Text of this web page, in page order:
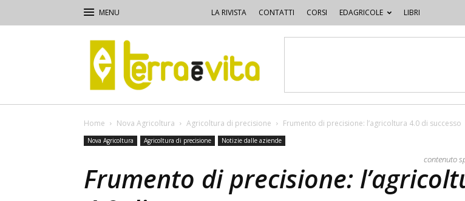
LA RIVISTA CONTATTI CORSI EDAGRICOLE LIBRI
Terra
e
Vita
Home Nova Agricoltura Agricoltura di precisione Frumento di precisione: l’agricoltura 4.0 di successo
Nova Agricoltura Agricoltura di precisione Notizie dalle aziende
contenuto
Frumento di precisione: